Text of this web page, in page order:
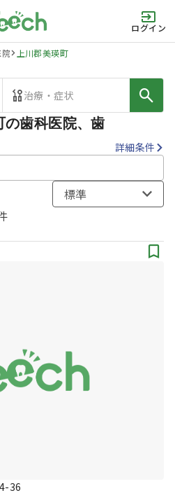
ログイン
上川郡美瑛町
治療・症状
の歯科医院、歯
詳細条件
標準
36